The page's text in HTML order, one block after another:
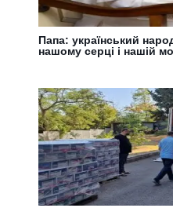
Папа: український
нашому серці і нашій